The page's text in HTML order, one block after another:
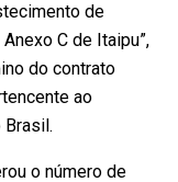
de
C de Itaipu”,
do contrato
ao
Brasil.
o número de